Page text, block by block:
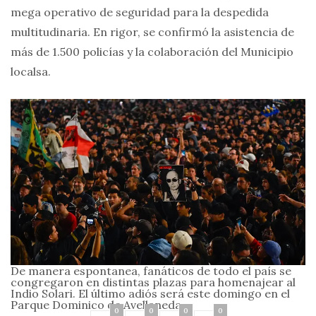
mega operativo de seguridad para la despedida
multitudinaria. En rigor, se confirmó la asistencia de
más de 1.500 policías y la colaboración del Municipio
localsa.
De manera espontanea, fanáticos de todo el país se
congregaron en distintas plazas para homenajear al
Indio Solari. El último adiós será este domingo en el
Parque Dominico de Avellaneda.
0 0 0 0